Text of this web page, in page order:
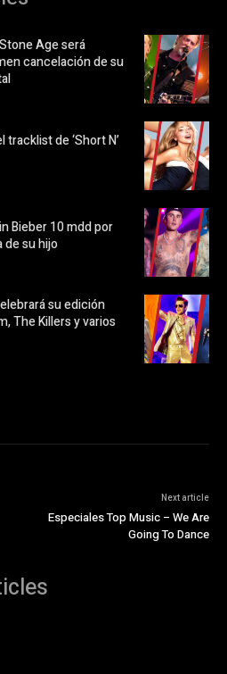
Age será
cancelación de su
de ‘Short N’
Bieber 10 mdd por
de su hijo
su edición
The Killers y varios
Next article
Especiales Top Music – We Are
Going To Dance